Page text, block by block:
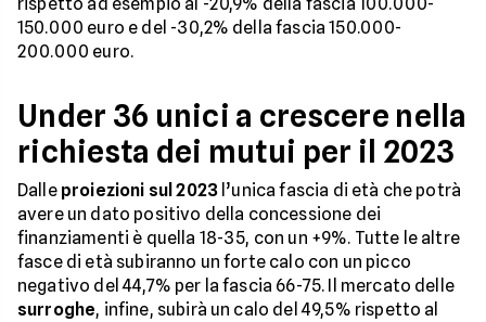
rispetto ad esempio al -20,9% della fascia 100.000-
150.000 euro e del -30,2% della fascia 150.000-
200.000 euro.
Under 36 unici a crescere nella
richiesta dei mutui per il 2023
Dalle proiezioni sul 2023 l’unica fascia di età che potrà
avere un dato positivo della concessione dei
finanziamenti è quella 18-35, con un +9%. Tutte le altre
fasce di età subiranno un forte calo con un picco
negativo del 44,7% per la fascia 66-75. Il mercato delle
surroghe, infine, subirà un calo del 49,5% rispetto al